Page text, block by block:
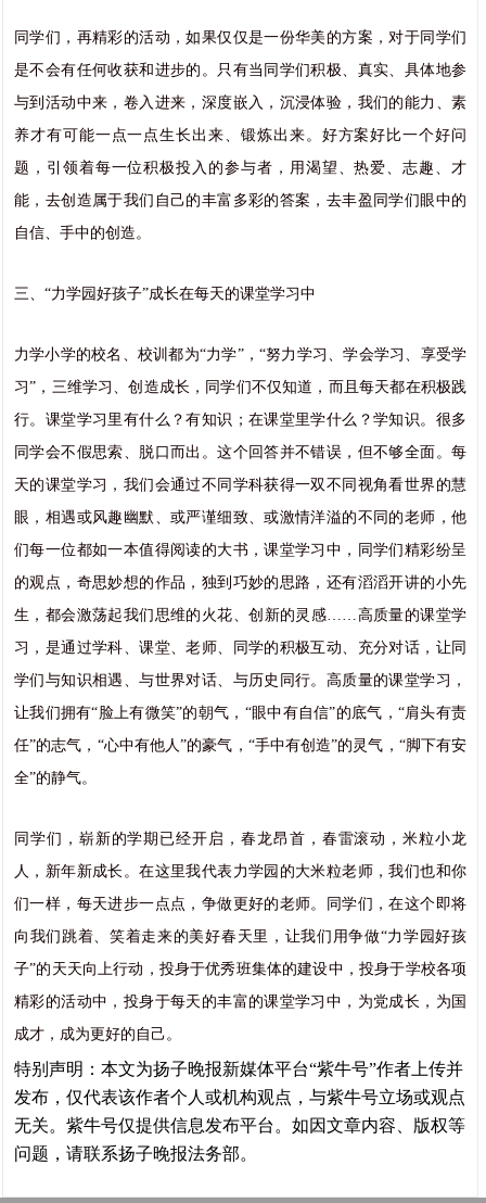
同学们，再精彩的活动，如果仅仅是一份华美的方案，对于同学们
是不会有任何收获和进步的。只有当同学们积极、真实、具体地参
与到活动中来，卷入进来，深度嵌入，沉浸体验，我们的能力、素
养才有可能一点一点生长出来、锻炼出来。好方案好比一个好问
题，引领着每一位积极投入的参与者，用渴望、热爱、志趣、才
能，去创造属于我们自己的丰富多彩的答案，去丰盈同学们眼中的
自信、手中的创造。
三、“力学园好孩子”成长在每天的课堂学习中
力学小学的校名、校训都为“力学”，“努力学习、学会学习、享受学
习”，三维学习、创造成长，同学们不仅知道，而且每天都在积极践
行。课堂学习里有什么？有知识；在课堂里学什么？学知识。很多
同学会不假思索、脱口而出。这个回答并不错误，但不够全面。每
天的课堂学习，我们会通过不同学科获得一双不同视角看世界的慧
眼，相遇或风趣幽默、或严谨细致、或激情洋溢的不同的老师，他
们每一位都如一本值得阅读的大书，课堂学习中，同学们精彩纷呈
的观点，奇思妙想的作品，独到巧妙的思路，还有滔滔开讲的小先
生，都会激荡起我们思维的火花、创新的灵感……高质量的课堂学
习，是通过学科、课堂、老师、同学的积极互动、充分对话，让同
学们与知识相遇、与世界对话、与历史同行。高质量的课堂学习，
让我们拥有“脸上有微笑”的朝气，“眼中有自信”的底气，“肩头有责
任”的志气，“心中有他人”的豪气，“手中有创造”的灵气，“脚下有安
全”的静气。
同学们，崭新的学期已经开启，春龙昂首，春雷滚动，米粒小龙
人，新年新成长。在这里我代表力学园的大米粒老师，我们也和你
们一样，每天进步一点点，争做更好的老师。同学们，在这个即将
向我们跳着、笑着走来的美好春天里，让我们用争做“力学园好孩
子”的天天向上行动，投身于优秀班集体的建设中，投身于学校各项
精彩的活动中，投身于每天的丰富的课堂学习中，为党成长，为国
成才，成为更好的自己。
特别声明：本文为扬子晚报新媒体平台“紫牛号”作者上传并
发布，仅代表该作者个人或机构观点，与紫牛号立场或观点
无关。紫牛号仅提供信息发布平台。如因文章内容、版权等
问题，请联系扬子晚报法务部。